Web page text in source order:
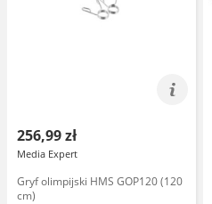
256,99 zł
Media Expert
Gryf olimpijski HMS GOP120 (120
cm)